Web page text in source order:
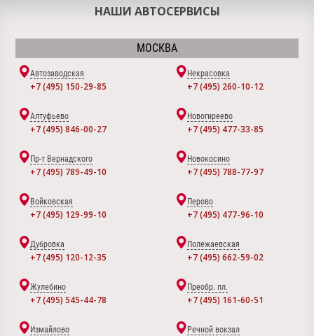
НАШИ АВТОСЕРВИСЫ
МОСКВА
Автозаводская
+7 (495) 150-29-85
Некрасовка
+7 (495) 260-10-12
Алтуфьево
+7 (495) 846-00-27
Новогиреево
+7 (495) 477-33-85
Пр-т Вернадского
+7 (495) 789-49-10
Новокосино
+7 (495) 788-77-97
Войковская
+7 (495) 129-99-10
Перово
+7 (495) 477-96-10
Дубровка
+7 (495) 120-12-35
Полежаевская
+7 (495) 662-59-02
Жулебино
+7 (495) 545-44-78
Преобр. пл.
+7 (495) 161-60-51
Измайлово Речной вокзал